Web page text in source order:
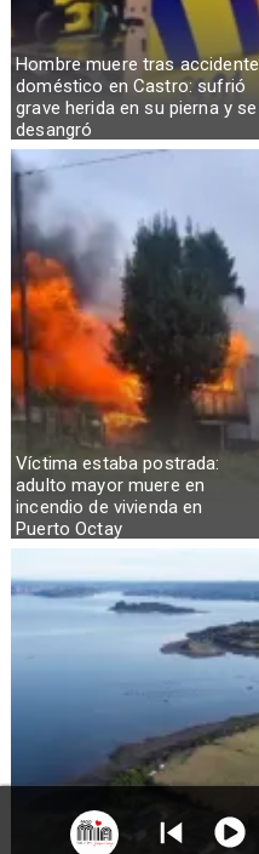
Hombre muere tras accidente
doméstico en Castro: sufrió
grave herida en su pierna y se
desangró
Víctima estaba postrada:
adulto mayor muere en
incendio de vivienda en
Puerto Octay